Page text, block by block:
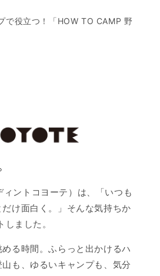
で役立つ！「HOW TO CAMP 野
ィントコヨーテ）は、「いつも
け面白く。」そんな気持ちか
ました。
る時間。ふらっと出かけるハ
も、ゆるいキャンプも、気分